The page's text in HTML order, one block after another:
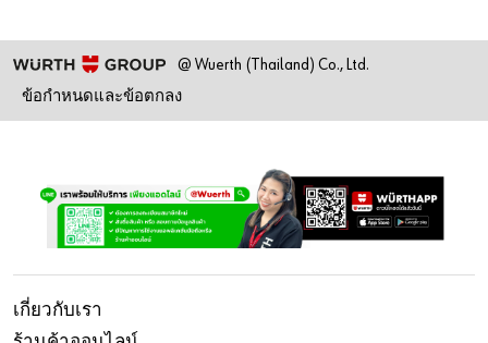
@ Wuerth (Thailand) Co., Ltd.
ข้อกำหนดและข้อตกลง
เกี่ยวกับเรา